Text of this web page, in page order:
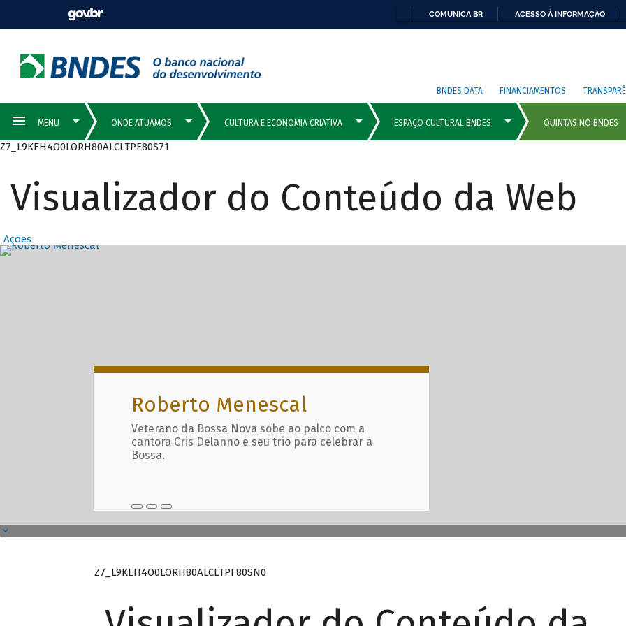
COMUNICA BR ACESSO À INFORMAÇÃO
BNDES DATA FINANCIAMENTOS
Z7_L9KEH4O0LORH80ALCLTPF80S71
Visualizador do Conteúdo da Web
Ações
Destaques Principais com
Roberto Menescal
Veterano da Bossa Nova sobe ao palco com a
cantora Cris Delanno e seu trio para celebrar a
Bossa.
Z7_L9KEH4O0LORH80ALCLTPF80SN0